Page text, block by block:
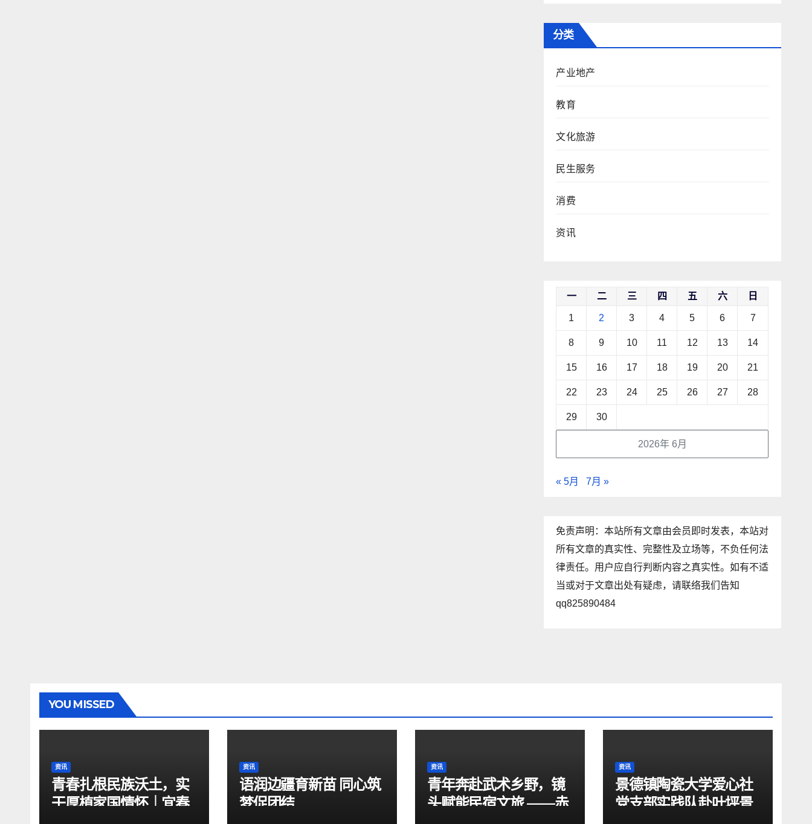
分类
产业地产
教育
文化旅游
民生服务
消费
资讯
2026年 6月
一 二 三 四 五 六 日
1 2 3 4 5 6 7
8 9 10 11 12 13 14
15 16 17 18 19 20 21
22 23 24 25 26 27 28
29 30
« 5月 7月 »
免责声明：本站所有文章由会员即时发表，本站对
所有文章的真实性、完整性及立场等，不负任何法
律责任。用户应自行判断内容之真实性。如有不适
当或对于文章出处有疑虑，请联络我们告知
qq825890484
YOU MISSED
资讯
青春扎根民族沃土，实
干厚植家国情怀｜宜春
资讯
语润边疆育新苗 同心筑
梦促团结
资讯
青年奔赴武术乡野，镜
头赋能民宿文旅 ——赤
资讯
景德镇陶瓷大学爱心社
党支部实践队赴叶坪景